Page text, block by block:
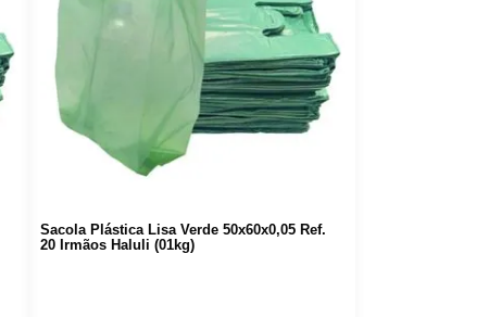
Sacola Plástica Lisa Verde 50x60x0,05 Ref.
20 Irmãos Haluli (01kg)